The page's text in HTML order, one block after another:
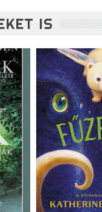
IS